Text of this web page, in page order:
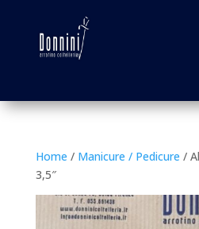
Home / Manicure / Pedicure /
3,5″